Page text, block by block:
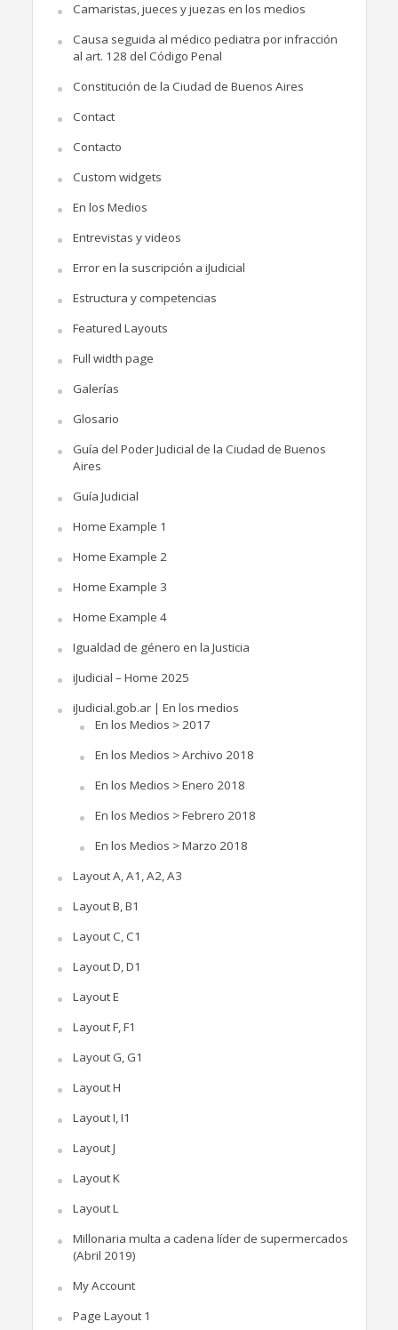
Camaristas, jueces y juezas en los medios
Causa seguida al médico pediatra por infracción
al art. 128 del Código Penal
Constitución de la Ciudad de Buenos Aires
Contact
Contacto
Custom widgets
En los Medios
Entrevistas y videos
Error en la suscripción a iJudicial
Estructura y competencias
Featured Layouts
Full width page
Galerías
Glosario
Guía del Poder Judicial de la Ciudad de Buenos
Aires
Guía Judicial
Home Example 1
Home Example 2
Home Example 3
Home Example 4
Igualdad de género en la Justicia
iJudicial – Home 2025
iJudicial.gob.ar | En los medios
En los Medios > 2017
En los Medios > Archivo 2018
En los Medios > Enero 2018
En los Medios > Febrero 2018
En los Medios > Marzo 2018
Layout A, A1, A2, A3
Layout B, B1
Layout C, C1
Layout D, D1
Layout E
Layout F, F1
Layout G, G1
Layout H
Layout I, I1
Layout J
Layout K
Layout L
Millonaria multa a cadena líder de supermercados
(Abril 2019)
My Account
Page Layout 1